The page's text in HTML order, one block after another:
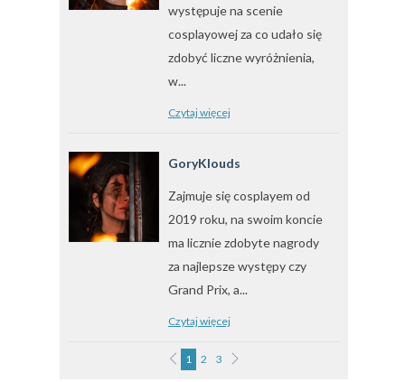
występuje na scenie
cosplayowej za co udało się
zdobyć liczne wyróżnienia,
w...
Czytaj więcej
GoryKlouds
Zajmuje się cosplayem od
2019 roku, na swoim koncie
ma licznie zdobyte nagrody
za najlepsze występy czy
Grand Prix, a...
Czytaj więcej
1 2 3